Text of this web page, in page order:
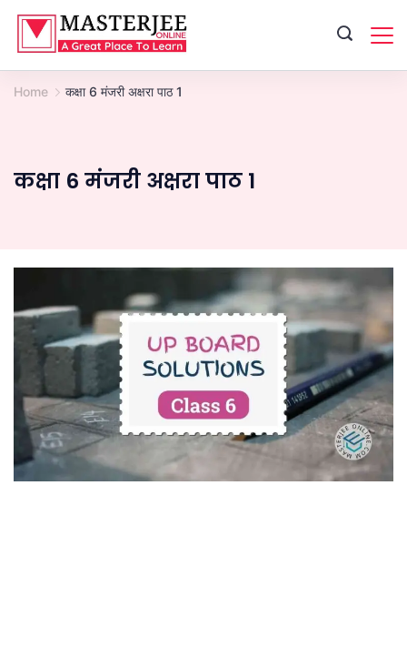
Skip
content
Home कक्षा 6 मंजरी अक्षरा पाठ 1
कक्षा 6 मंजरी अक्षरा पाठ 1